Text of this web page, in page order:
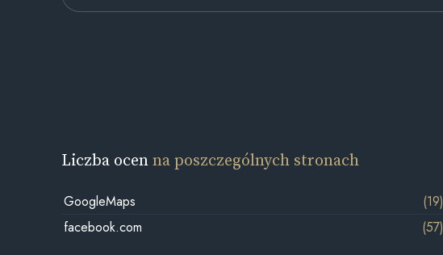
Liczba ocenna poszczególnych stronach
GoogleMaps
(19)
facebook.com
(57)